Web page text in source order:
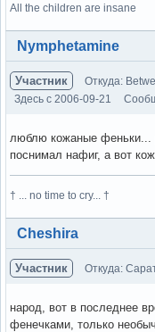
All the children are insane
Вне форума
Nymphetamine
Участник
Откуда:
Здесь с 2006-09-21
люблю кожаные феньки...
поснимал нафиг, а вот
† ... no time to cry... †
Вне форума
Cheshira
Участник Откуда:
народ, вот в последнее
фенечками, только